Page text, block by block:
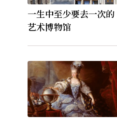
一生中至少要去一次的
艺术博物馆